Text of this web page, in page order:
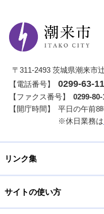
〒311-2493 茨城県潮来市
【電話番号】
0299-63-
【ファクス番号】
0299-80-
【開庁時間】
平日の午前8
※休日業務は
リンク集
サイトの使い方